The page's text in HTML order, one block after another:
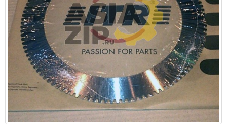
Даю согласие на обработку моих данных и
получение новостей